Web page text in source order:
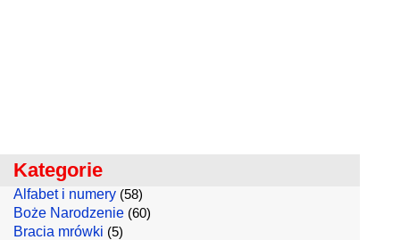
Kategorie
Alfabet i numery (58)
Boże Narodzenie (60)
Bracia mrówki (5)